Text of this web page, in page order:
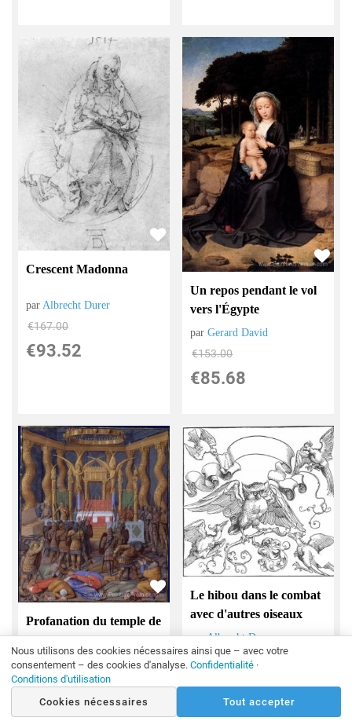
Crescent Madonna
parAlbrecht Durer
€167.00
€93.52
Un repos pendant le vol
vers l'Égypte
parGerard David
€153.00
€85.68
Profanation du temple de
Jérusalem en 63 avant
JC par Pompey et
parJean Fouquet
202.00
Le hibou dans le combat
avec d'autres oiseaux
parAlbrecht Durer
€230.00
€128.80
Nous utilisons des cookies nécessaires ainsi que – avec votre
consentement – des cookies d'analyse. Confidentialité ·
Conditions d'utilisation
Cookies nécessaires
Tout accepter